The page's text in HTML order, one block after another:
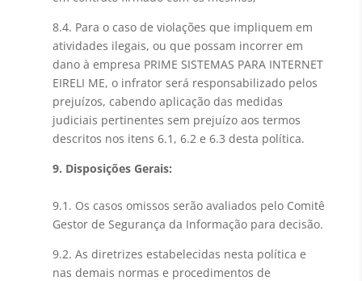
8.4. Para o caso de violações que impliquem em
atividades ilegais, ou que possam incorrer em
dano à empresa PRIME SISTEMAS PARA INTERNET
EIRELI ME, o infrator será responsabilizado pelos
prejuízos, cabendo aplicação das medidas
judiciais pertinentes sem prejuízo aos termos
descritos nos itens 6.1, 6.2 e 6.3 desta política.
9. Disposições Gerais:
9.1. Os casos omissos serão avaliados pelo Comitê
Gestor de Segurança da Informação para decisão.
9.2. As diretrizes estabelecidas nesta política e
nas demais normas e procedimentos de